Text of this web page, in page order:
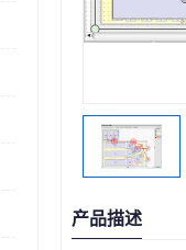
产品描述